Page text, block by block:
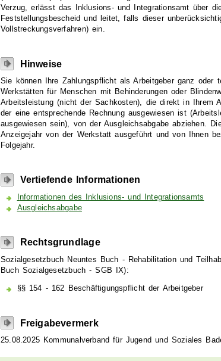
Verzug, erlässt das Inklusions- und Integrationsamt über
Feststellungsbescheid und leitet, falls dieser
Vollstreckungsverfahren) ein.
Hinweise
Sie können Ihre Zahlungspflicht als Arbeitgeber ganz oder
Werkstätten für Menschen mit Behinderungen oder
Arbeitsleistung (nicht der Sachkosten), die direkt in Ihrem
der eine entsprechende Rechnung ausgewiesen ist
ausgewiesen sein), von der Ausgleichsabgabe abziehen.
Anzeigejahr von der Werkstatt ausgeführt und von Ihnen
Folgejahr.
Vertiefende Informationen
nformationen des Inklusions- und Integrationsamts
Ausgleichsabgabe
Rechtsgrundlage
Sozialgesetzbuch Neuntes Buch - Rehabilitation und
Buch Sozialgesetzbuch - SGB IX):
§§ 154 - 162 Beschäftigungspflicht der Arbeitgeber
Freigabevermerk
25.08.2025 Kommunalverband für Jugend und Soziales